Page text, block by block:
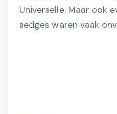
Universelle. Maar ook
sedges waren vaak